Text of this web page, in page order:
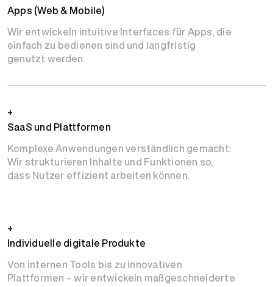
Apps (Web & Mobile)
Wir entwickeln intuitive Interfaces für Apps, die
einfach zu bedienen sind und langfristig
genutzt werden.
+
SaaS und Plattformen
Komplexe Anwendungen verständlich gemacht:
Wir strukturieren Inhalte und Funktionen so,
dass Nutzer effizient arbeiten können.
+
Individuelle digitale Produkte
Von internen Tools bis zu innovativen
Plattformen – wir entwickeln maßgeschneiderte